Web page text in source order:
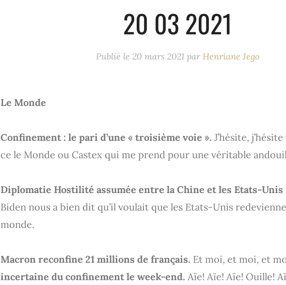
20 03 2021
Publié le 20 mars 2021 par Henriane Jego
Le Monde
Confinement : le pari d’une « troisième voie ». J’hésite,
ce le Monde ou Castex qui me prend pour une véritable
Diplomatie Hostilité assumée entre la Chine et les Etats-Unis
Biden nous a bien dit qu’il voulait que les Etats-Unis
monde.
Macron reconfine 21 millions de français. Et moi, et moi, et
incertaine du confinement le week-end. Aïe! Aïe! Aïe! Ouille!